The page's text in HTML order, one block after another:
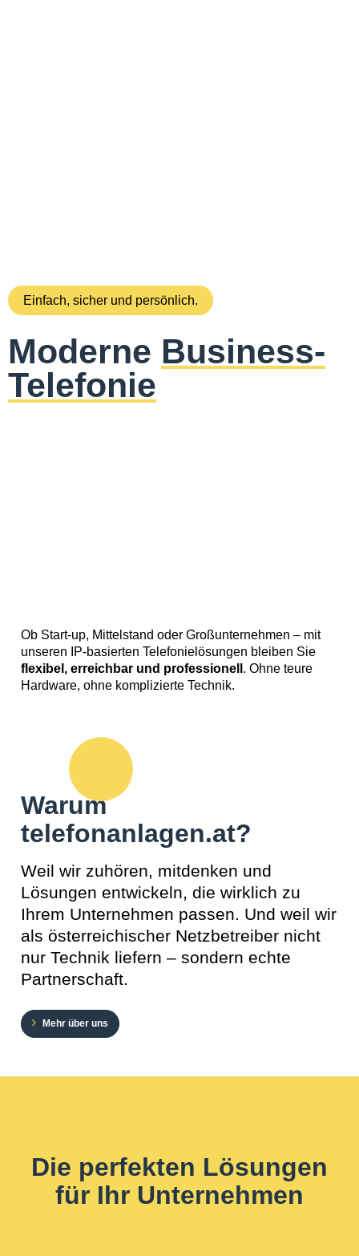
Einfach, sicher und persönlich.
Moderne Business-
Telefonie
Ob Start-up, Mittelstand oder Großunternehmen – mit
unseren IP-basierten Telefonielösungen bleiben Sie
flexibel, erreichbar und professionell . Ohne teure
Hardware, ohne komplizierte Technik.
Warum
telefonanlagen.at?
Weil wir zuhören, mitdenken und
Lösungen entwickeln, die wirklich zu
Ihrem Unternehmen passen. Und weil wir
als österreichischer Netzbetreiber nicht
nur Technik liefern – sondern echte
Partnerschaft.
Mehr über uns
Die perfekten Lösungen
für Ihr Unternehmen